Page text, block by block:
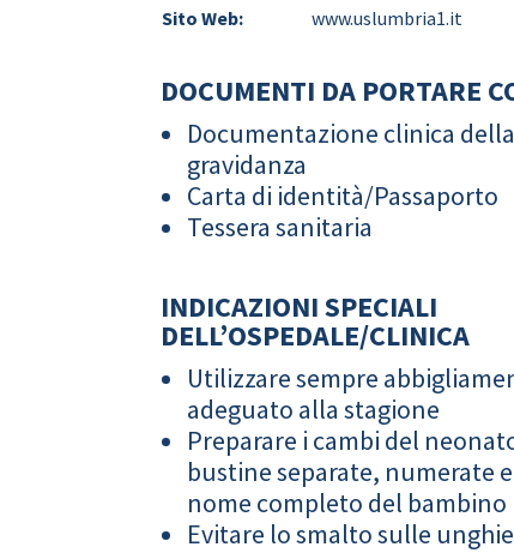
Sito Web:
www.uslumbria1.it
DOCUMENTI DA PORTARE
Documentazione clinica della
gravidanza
Carta di identità/Passaporto
Tessera sanitaria
INDICAZIONI SPECIALI
DELL’OSPEDALE/CLINICA
Utilizzare sempre
adeguato alla stagione
Preparare i cambi del
bustine separate, numerate
nome completo del bambino
Evitare lo smalto sulle unghie